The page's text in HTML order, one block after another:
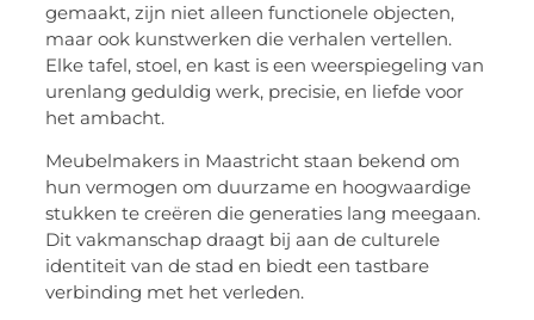
gemaakt, zijn niet alleen functionele objecten,
maar ook kunstwerken die verhalen vertellen.
Elke tafel, stoel, en kast is een weerspiegeling van
urenlang geduldig werk, precisie, en liefde voor
het ambacht.
Meubelmakers in Maastricht staan bekend om
hun vermogen om duurzame en hoogwaardige
stukken te creëren die generaties lang meegaan.
Dit vakmanschap draagt bij aan de culturele
identiteit van de stad en biedt een tastbare
verbinding met het verleden.